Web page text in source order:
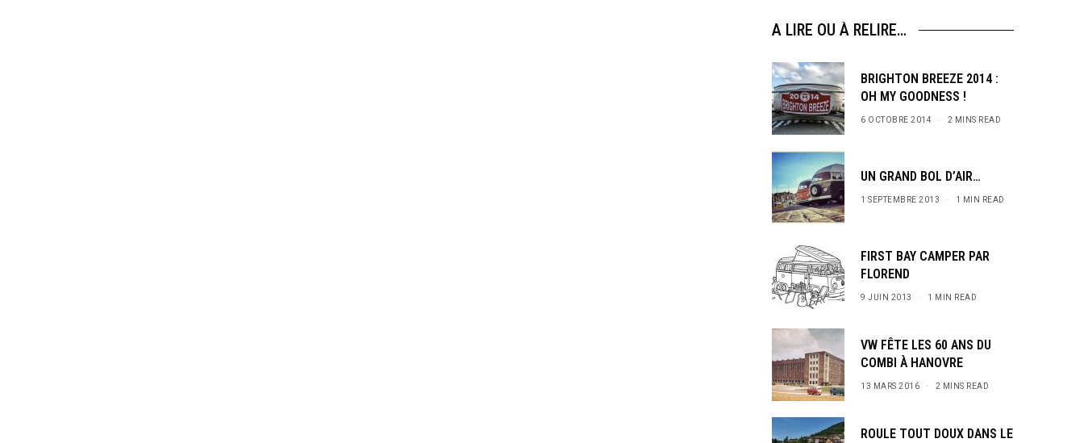
A LIRE OU À RELIRE…
BRIGHTON BREEZE 2014 :
OH MY GOODNESS !
6 OCTOBRE 2014 2 MINS READ
UN GRAND BOL D’AIR…
1 SEPTEMBRE 2013 1 MIN READ
FIRST BAY CAMPER PAR
FLOREND
9 JUIN 2013 1 MIN READ
VW FÊTE LES 60 ANS DU
COMBI À HANOVRE
13 MARS 2016 2 MINS READ
ROULE TOUT DOUX DANS LE